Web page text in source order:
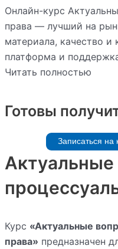
Онлайн-курс
права — лучший на
материала, качество
платформа и
Читать полностью
Готовы
Записаться на
Курс «Актуальные
права» предназначен